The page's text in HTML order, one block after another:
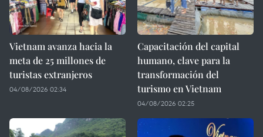
Vietnam avanza hacia la
meta de 25 millones de
turistas extranjeros
04/08/2026 02:34
Capacitación del capital
humano, clave para la
transformación del
turismo en Vietnam
04/08/2026 02:25